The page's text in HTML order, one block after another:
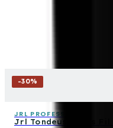
-30%
JRL PROFESSIONAL
Jrl Tondeuse Sans Fil